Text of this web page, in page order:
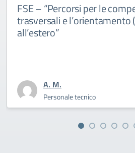
FSE – “Percorsi per le
trasversali e l’orientamento
all’estero”
A. M.
Personale tecnico